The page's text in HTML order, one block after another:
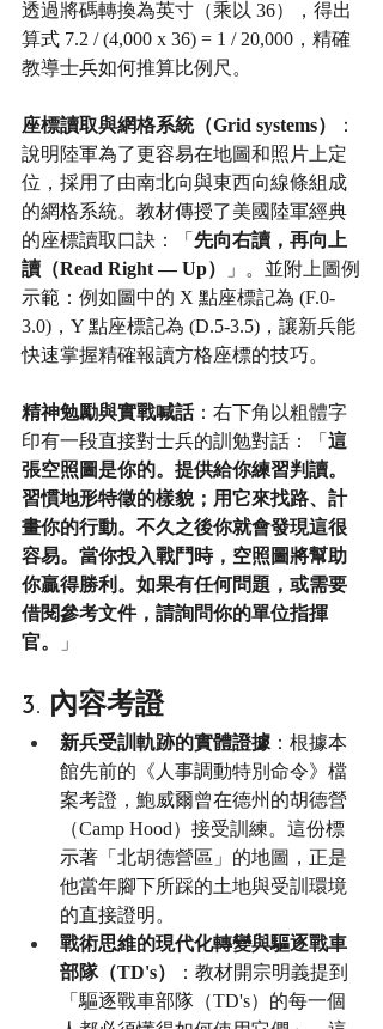
透過將碼轉換為英寸（乘以 36），得出
算式 7.2 / (4,000 x 36) = 1 / 20,000，精確
教導士兵如何推算比例尺。
座標讀取與網格系統（Grid systems）
：
說明陸軍為了更容易在地圖和照片上定
位，採用了由南北向與東西向線條組成
的網格系統。教材傳授了美國陸軍經典
的座標讀取口訣：「 先向右讀，再向上
讀（Read Right — Up）
」。並附上圖例
示範：例如圖中的 X 點座標記為 (F.0-
3.0)，Y 點座標記為 (D.5-3.5)，讓新兵能
快速掌握精確報讀方格座標的技巧。
精神勉勵與實戰喊話：右下角以粗體字
印有一段直接對士兵的訓勉對話：「 這
張空照圖是你的。提供給你練習判讀。
習慣地形特徵的樣貌；用它來找路、計
畫你的行動。不久之後你就會發現這很
容易。當你投入戰鬥時，空照圖將幫助
你贏得勝利。如果有任何問題，或需要
借閱參考文件，請詢問你的單位指揮
官。
」
3. 內容考證
新兵受訓軌跡的實體證據 ：根據本
館先前的《人事調動特別命令》檔
案考證，鮑威爾曾在德州的胡德營
（Camp Hood）接受訓練。這份標
示著「北胡德營區」的地圖，正是
他當年腳下所踩的土地與受訓環境
的直接證明。
戰術思維的現代化轉變與驅逐戰車
部隊（TD's）
：教材開宗明義提到
「驅逐戰車部隊（TD's）的每一個